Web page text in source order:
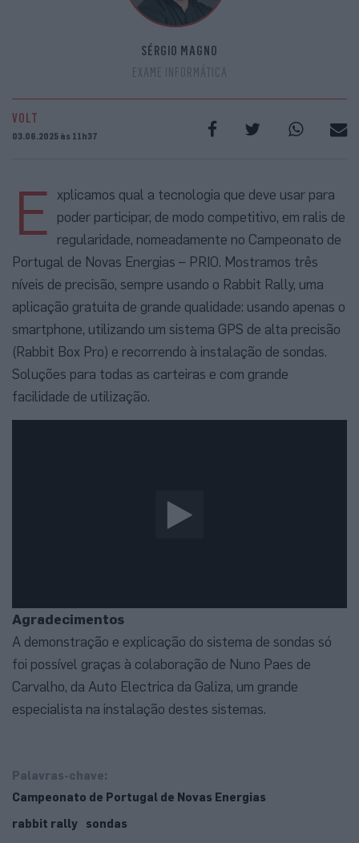
SÉRGIO MAGNO
EXAME INFORMÁTICA
VOLT
03.06.2025 às 11h37
E
xplicamos qual a tecnologia que deve usar para
poder participar, de modo competitivo, em ralis de
regularidade, nomeadamente no Campeonato de
Portugal de Novas Energias – PRIO. Mostramos três
níveis de precisão, sempre usando o Rabbit Rally, uma
aplicação gratuita de grande qualidade: usando apenas o
smartphone, utilizando um sistema GPS de alta precisão
(Rabbit Box Pro) e recorrendo à instalação de sondas.
Soluções para todas as carteiras e com grande
facilidade de utilização.
Agradecimentos
A demonstração e explicação do sistema de sondas só
foi possível graças à colaboração de Nuno Paes de
Carvalho, da Auto Electrica da Galiza, um grande
especialista na instalação destes sistemas.
Palavras-chave:
Campeonato de Portugal de Novas Energias
rabbit rally
sondas